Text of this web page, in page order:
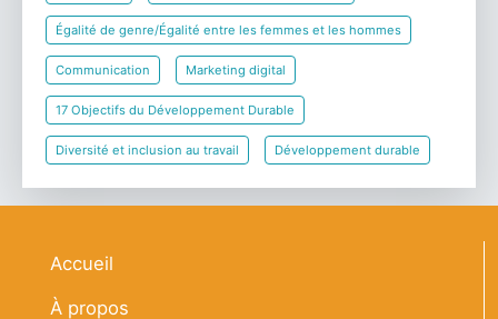
Égalité de genre/Égalité entre les femmes et les hommes
Communication Marketing digital
17 Objectifs du Développement Durable
Diversité et inclusion au travail Développement durable
Navigation principale
Accueil
À propos